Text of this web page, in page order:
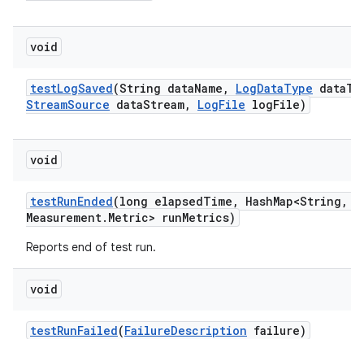
void
testLogSaved(String dataName , LogDataType data
StreamSource dataStream, LogFile logFile)
void
testRunEnded(long elapsedTime , HashMap<String ,
Measurement. Metric> runMetrics)
Reports end of test run.
void
testRunFailed(FailureDescription failure)